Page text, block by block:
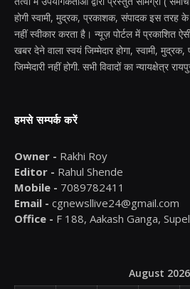
होगी स्वामी, मुद्रक, प्रकाशक, संपादक इस तरह के
नहीं स्वीकार करता है। न्यूज़ पोर्टल में प्रकाशित
खबर देने वाला स्वयं जिम्मेदार होगा, स्वामी,
जिम्मेदारी नहीं होगी. सभी विवादों का न्यायक्षेत्र
हमसे सम्पर्क करें
Owner - Rakhi Roy
Editor - Rahul Shende
Mobile - 7089782411
Email - cgnewsllive24@gmail.com
Office - F 188, Aakash Ganga,
August 2026